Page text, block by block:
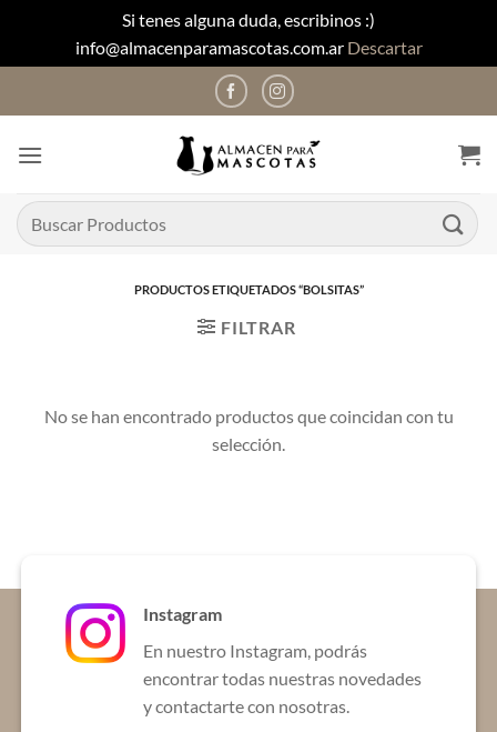
Si tenes alguna duda, escribinos :)
info@almacenparamascotas.com.ar Descartar
Buscar
por:
PRODUCTOS ETIQUETADOS “BOLSITAS”
FILTRAR
No se han encontrado productos que coincidan con tu
selección.
Instagram
En nuestro Instagram, podrás
encontrar todas nuestras novedades
y contactarte con nosotras.